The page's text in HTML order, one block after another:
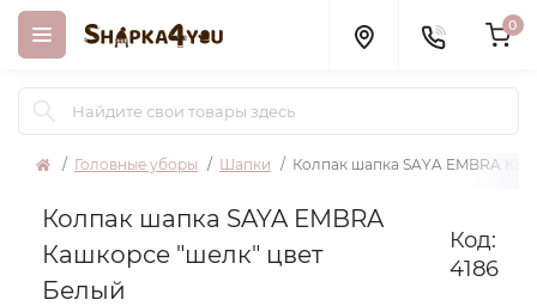
0
Головные уборы Шапки Колпак шапка SAYA EMBRA
Колпак шапка SAYA EMBRA
Кашкорсе "шелк" цвет
Белый
Код:
4186